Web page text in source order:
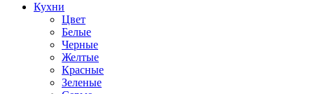
Кухни
Цвет
Белые
Черные
Желтые
Красные
Зеленые